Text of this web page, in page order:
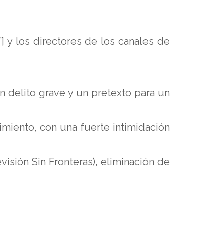
y los directores de los canales de
delito grave y un pretexto para un
con una fuerte intimidación
Sin Fronteras), eliminación de